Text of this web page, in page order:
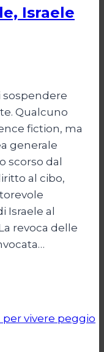
Israele
sospendere
Qualcuno
fiction, ma
generale
scorso dal
al cibo,
Israele al
revoca delle